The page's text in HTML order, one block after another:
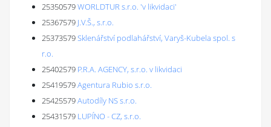
25350579WORLDTUR s.r.o. 'v likvidaci'
25367579 J.V.Š., s.r.o.
25373579Sklenářství podlahářství, Varyš-Kubela spol. s
r.o.
25402579 P.R.A. AGENCY, s.r.o. v likvidaci
25419579Agentura Rubio s.r.o.
25425579Autodíly NS s.r.o.
25431579 LUPÍNO - CZ, s.r.o.